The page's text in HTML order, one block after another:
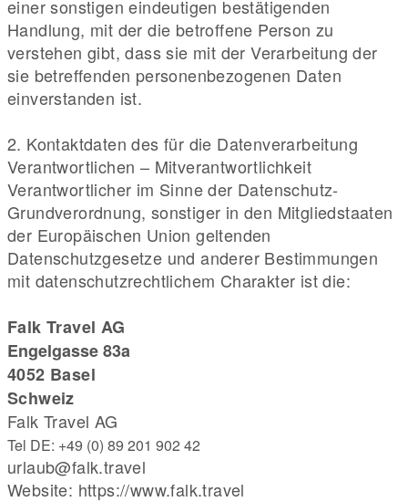
einer sonstigen eindeutigen bestätigenden
Handlung, mit der die betroffene Person zu
verstehen gibt, dass sie mit der Verarbeitung der
sie betreffenden personenbezogenen Daten
einverstanden ist.
2. Kontaktdaten des für die Datenverarbeitung
Verantwortlichen – Mitverantwortlichkeit
Verantwortlicher im Sinne der Datenschutz-
Grundverordnung, sonstiger in den Mitgliedstaaten
der Europäischen Union geltenden
Datenschutzgesetze und anderer Bestimmungen
mit datenschutzrechtlichem Charakter ist die:
Falk Travel AG
Engelgasse 83a
4052 Basel
Schweiz
Falk Travel AG
Tel DE: +49 (0) 89 201 902 42
urlaub@falk.travel
Website: https://www.falk.travel